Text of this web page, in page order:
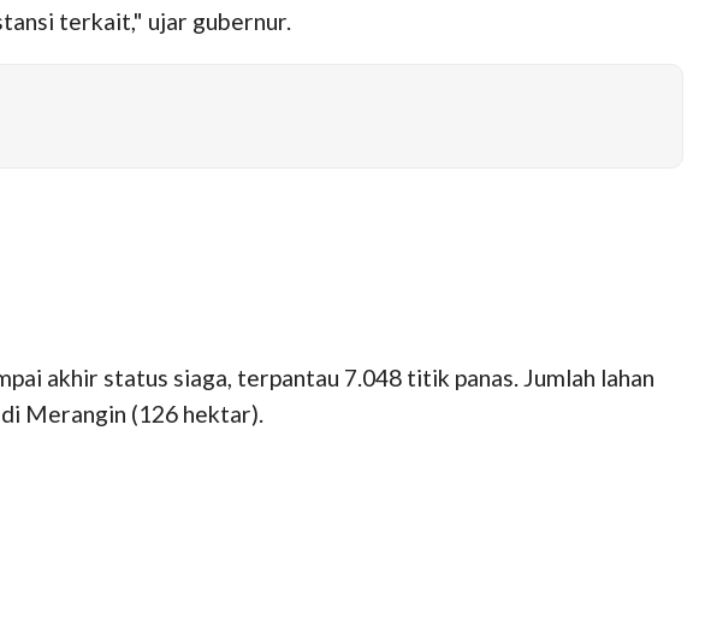
terkait," ujar gubernur.
akhir status siaga, terpantau 7.048 titik panas. Jumlah lahan
Merangin (126 hektar).